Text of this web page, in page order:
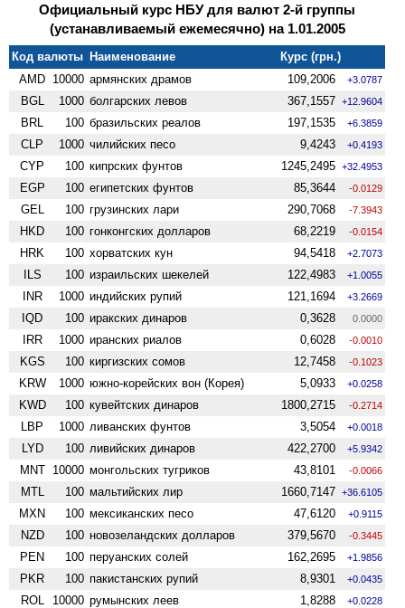
Официальный курс НБУ для валют 2-й группы
(устанавливаемый ежемесячно) на 1.01.2005
Код валюты Наименование
Курс (грн.)
AMD 10000 армянских драмов 109,2006 +3.0787
BGL 1000 болгарских левов 367,1557 +12.9604
BRL 100 бразильских реалов 197,1535 +6.3859
CLP 1000 чилийских песо 9,4243 +0.4193
CYP 100 кипрских фунтов 1245,2495 +32.4953
EGP 100 египетских фунтов 85,3644 -0.0129
GEL 100 грузинских лари 290,7068 -7.3943
HKD 100 гонконгских долларов 68,2219 -0.0154
HRK 100 хорватских кун 94,5418 +2.7073
ILS 100 израильских шекелей 122,4983 +1.0055
INR 1000 индийских рупий 121,1694 +3.2669
IQD 100 иракских динаров 0,3628 0.0000
IRR 1000 иранских риалов 0,6028 -0.0010
KGS 100 киргизских сомов 12,7458 -0.1023
KRW 1000 южно-корейских вон (Корея) 5,0933 +0.0258
KWD 100 кувейтских динаров 1800,2715 -0.2714
LBP 1000 ливанских фунтов 3,5054 +0.0018
LYD 100 ливийских динаров 422,2700 +5.9342
MNT 10000 монгольских тугриков 43,8101 -0.0066
MTL 100 мальтийских лир 1660,7147 +36.6105
MXN 100 мексиканских песо 47,6120 +0.9115
NZD 100 ново­зеландских долларов 379,5670 -0.3445
PEN 100 перуанских солей 162,2695 +1.9856
PKR 100 пакистанских рупий 8,9301 +0.0435
ROL 10000 румынских леев 1,8288 +0.0228